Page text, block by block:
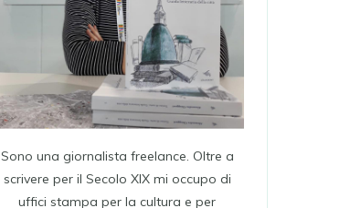
Sono una giornalista freelance. Oltre a
scrivere per il Secolo XIX mi occupo di
uffici stampa per la cultura e per